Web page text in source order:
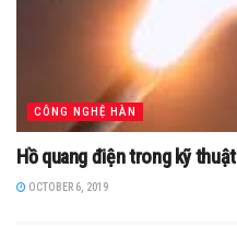
CÔNG NGHỆ HÀN
Hồ quang điện trong kỹ thuật
OCTOBER 6, 2019